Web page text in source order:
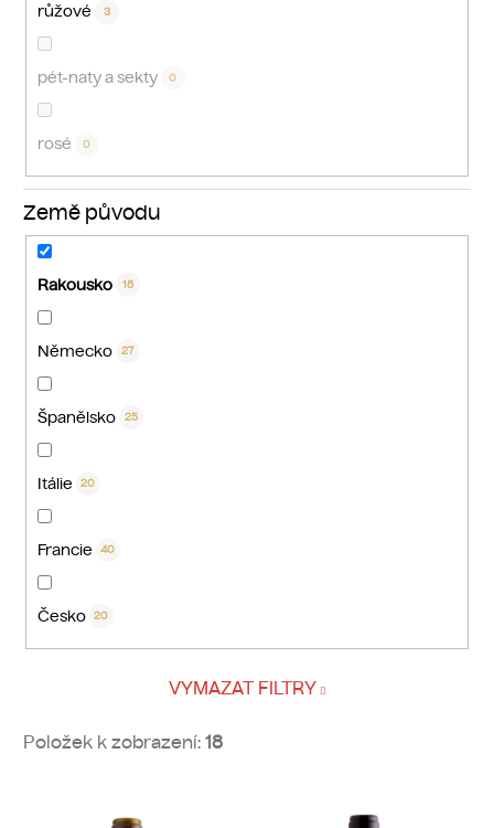
růžové 3
pét-naty a sekty 0
rosé 0
Země původu
Rakousko 18
Německo 27
Španělsko 25
Itálie 20
Francie 40
Česko 20
VYMAZAT FILTRY
Položek k zobrazení: 18